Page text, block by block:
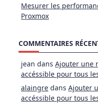
Mesurer les
Proxmox
COMMENTAIRES
jean dansAjouter une
accéssible pour tous
alaingre dansAjouter
accéssible pour tous